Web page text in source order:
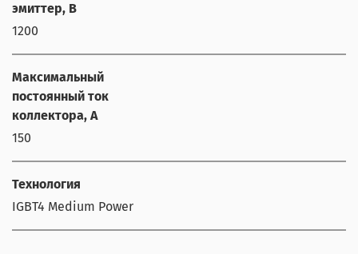
эмиттер, В
1200
Максимальный
постоянный ток
коллектора, А
150
Технология
IGBT4 Medium Power